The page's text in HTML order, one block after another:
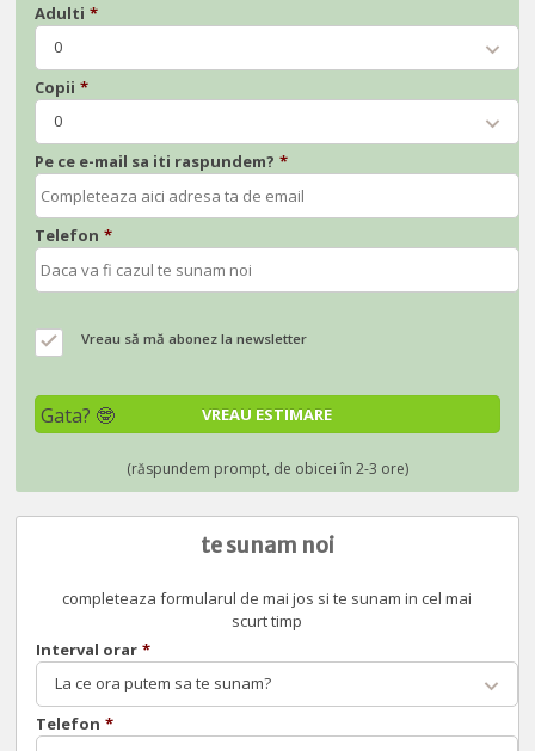
Adulti *
0
Copii *
0
Pe ce e-mail sa iti raspundem? *
Telefon *
Vreau să mă abonez la newsletter
te sunam noi
completeaza formularul de mai jos si te sunam in cel mai
scurt timp
Interval orar *
La ce ora putem sa te sunam?
Telefon *